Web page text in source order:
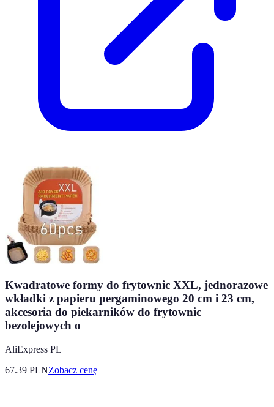
Kwadratowe formy do frytownic XXL, jednorazowe
wkładki z papieru pergaminowego 20 cm i 23 cm,
akcesoria do piekarników do frytownic
bezolejowych o
AliExpress PL
67.39 PLNZobacz cenę